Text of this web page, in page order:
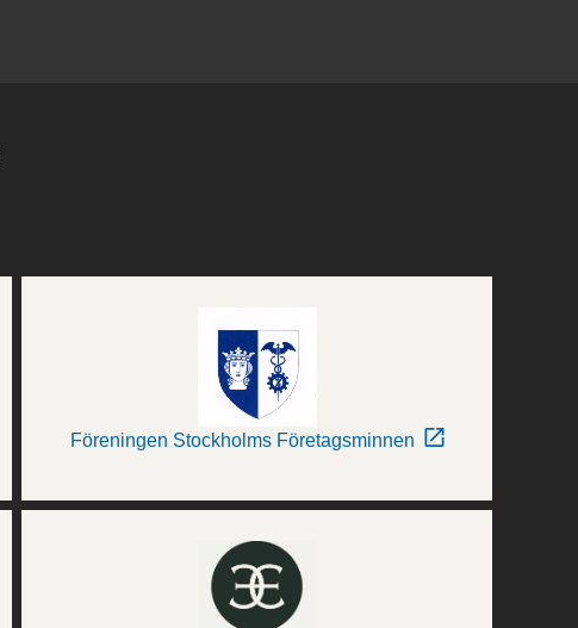
Föreningen Stockholms Företagsminnen